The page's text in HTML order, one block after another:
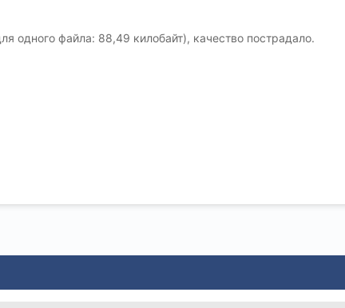
одного файла: 88,49 килобайт), качество пострадало.